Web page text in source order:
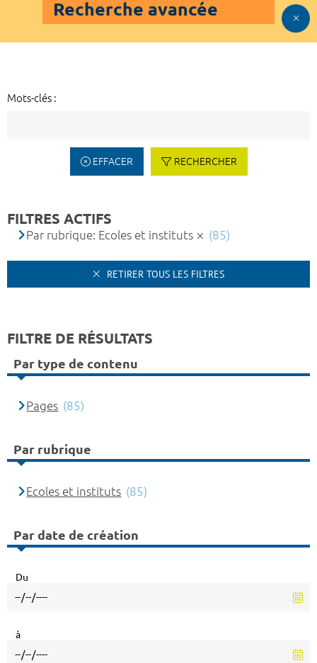
Recherche avancée
Mots-clés :
EFFACER RECHERCHER
FILTRES ACTIFS
Par rubrique: Ecoles et instituts (85)
RETIRER TOUS LES FILTRES
FILTRE DE RÉSULTATS
Par type de contenu
Pages (85)
Par rubrique
Ecoles et instituts (85)
Par date de création
Du
à